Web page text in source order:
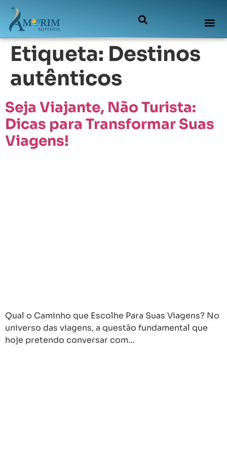
Etiqueta: Destinos
autênticos
Seja Viajante, Não Turista:
Dicas para Transformar Suas
Viagens!
Qual o Caminho que Escolhe Para Suas Viagens? No
universo das viagens, a questão fundamental que
hoje pretendo conversar com…